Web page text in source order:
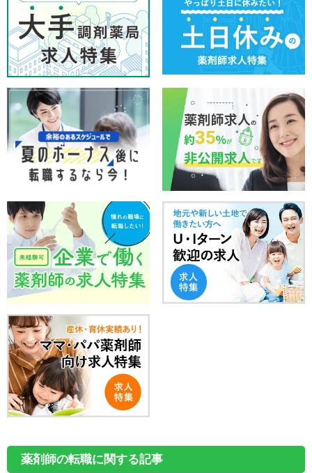
薬剤師の転職に関する記事